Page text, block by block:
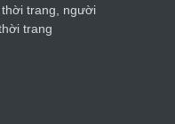
trang, người
trang